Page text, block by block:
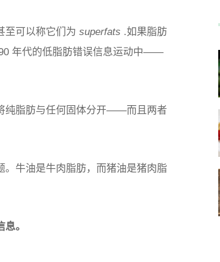
至可以称它们为 superfats .如果脂肪
年代的低脂肪错误信息运动中——
纯脂肪与任何固体分开——而且两者
牛油是牛肉脂肪，而猪油是猪肉脂
。